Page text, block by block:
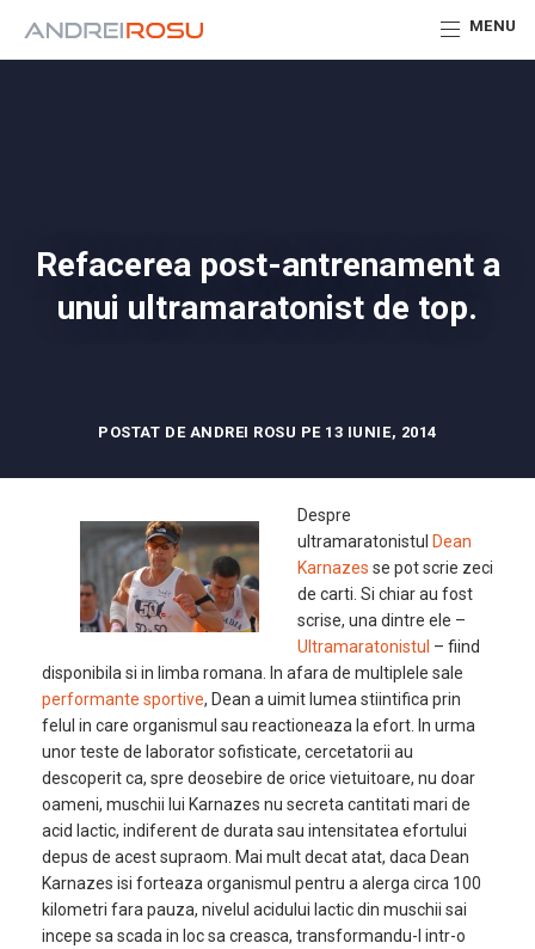
MENU
Refacerea post-antrenament a
unui ultramaratonist de top.
POSTAT DE ANDREI ROSU PE 13 IUNIE, 2014
Despre
ultramaratonistul Dean
Karnazes se pot scrie zeci
de carti. Si chiar au fost
scrise, una dintre ele –
Ultramaratonistul – fiind
disponibila si in limba romana. In afara de multiplele sale
performante sportive, Dean a uimit lumea stiintifica prin
felul in care organismul sau reactioneaza la efort. In urma
unor teste de laborator sofisticate, cercetatorii au
descoperit ca, spre deosebire de orice vietuitoare, nu doar
oameni, muschii lui Karnazes nu secreta cantitati mari de
acid lactic, indiferent de durata sau intensitatea efortului
depus de acest supraom. Mai mult decat atat, daca Dean
Karnazes isi forteaza organismul pentru a alerga circa 100
kilometri fara pauza, nivelul acidului lactic din muschii sai
incepe sa scada in loc sa creasca, transformandu-l intr-o